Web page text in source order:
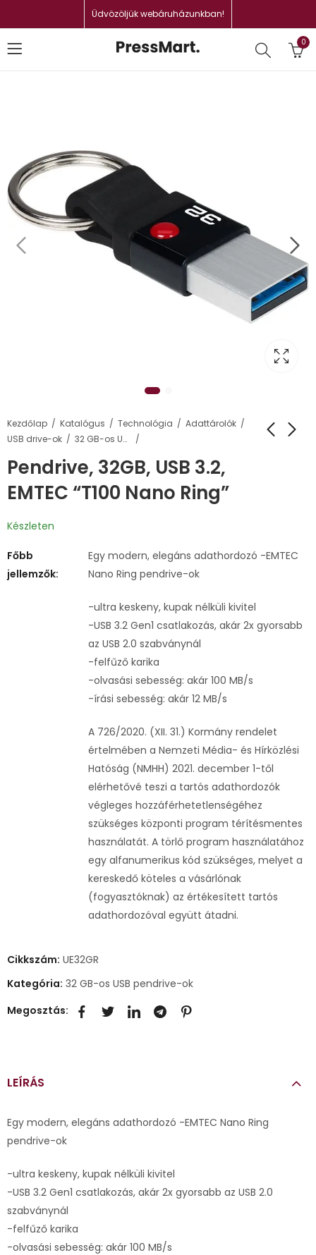
Üdvözöljük webáruházunkban!
0
Kezdőlap Katalógus Technológia
Adattárolók
USB drive-ok
32 GB-os USB pendrive-ok
Pendrive, 32GB, USB 3.2,
EMTEC “T100 Nano Ring”
Készleten
Főbb
jellemzők:
Egy modern, elegáns adathordozó -EMTEC
Nano Ring pendrive-ok
-ultra keskeny, kupak nélküli kivitel
-USB 3.2 Gen1 csatlakozás, akár 2x gyorsabb
az USB 2.0 szabványnál
-felfűző karika
-olvasási sebesség: akár 100 MB/s
-írási sebesség: akár 12 MB/s
A 726/2020. (XII. 31.) Kormány rendelet
értelmében a Nemzeti Média- és Hírközlési
Hatóság (NMHH) 2021. december 1-től
elérhetővé teszi a tartós adathordozók
végleges hozzáférhetetlenségéhez
szükséges központi program térítésmentes
használatát. A törlő program használatához
egy alfanumerikus kód szükséges, melyet a
kereskedő köteles a vásárlónak
(fogyasztóknak) az értékesített tartós
adathordozóval együtt átadni.
Cikkszám: UE32GR
Kategória: 32 GB-os USB pendrive-ok
Megosztás:
LEÍRÁS
Egy modern, elegáns adathordozó -EMTEC Nano Ring
pendrive-ok
-ultra keskeny, kupak nélküli kivitel
-USB 3.2 Gen1 csatlakozás, akár 2x gyorsabb az USB 2.0
szabványnál
-felfűző karika
-olvasási sebesség: akár 100 MB/s